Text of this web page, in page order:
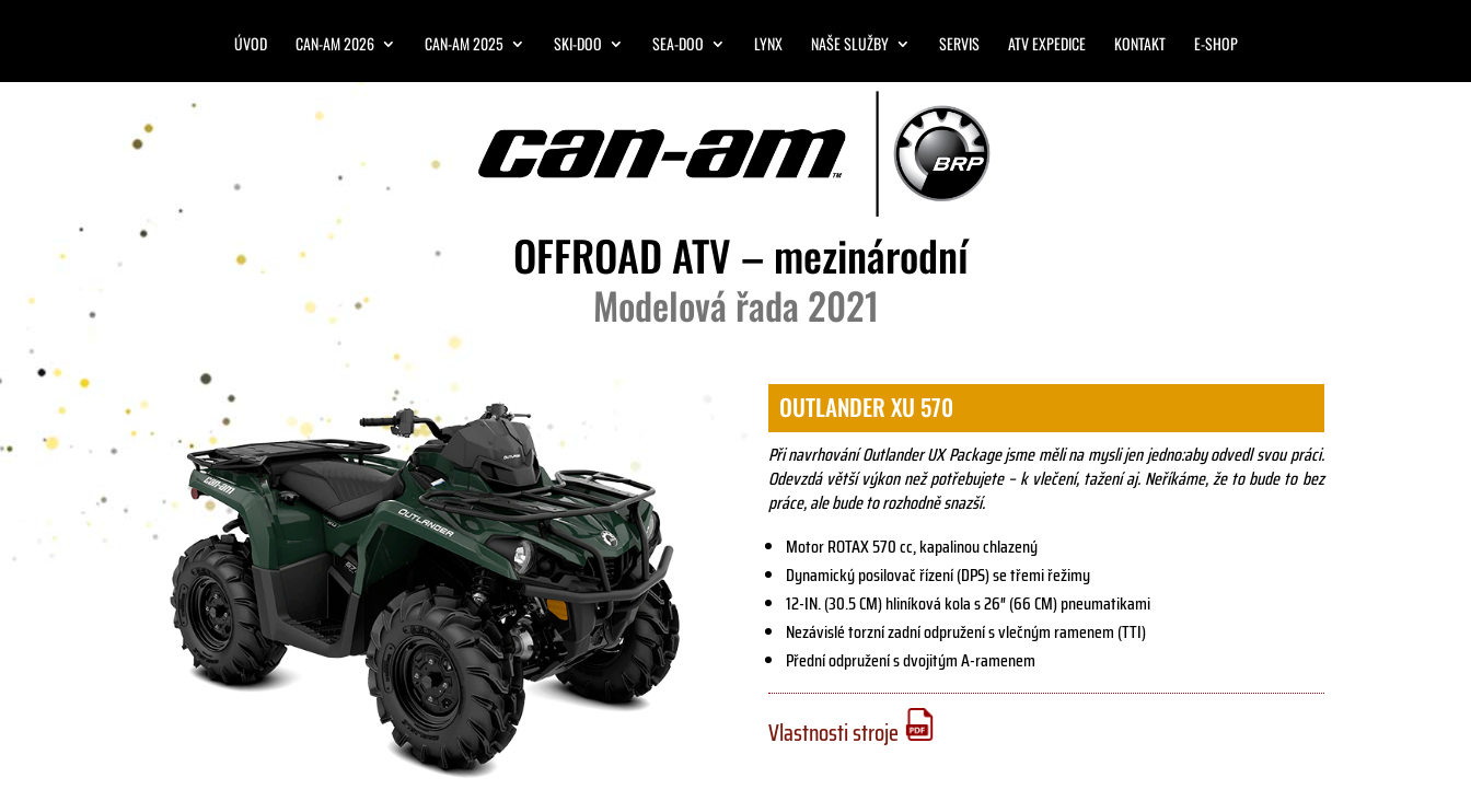
ÚVOD CAN-AM 2026 CAN-AM 2025 SKI-DOO SEA-DOO LYNX NAŠE SLUŽBY SERVIS ATV EXPEDICE KONTAKT E-SHOP
OFFROAD ATV – mezinárodní
Modelová řada 2021
OUTLANDER XU 570
Při navrhování Outlander UX Package jsme měli na mysli jen jedno:aby odvedl svou práci.
Odevzdá větší výkon než potřebujete – k vlečení, tažení aj. Neříkáme, že to bude to bez
práce, ale bude to rozhodně snazší.
Motor ROTAX 570 cc, kapalinou chlazený
Dynamický posilovač řízení (DPS) se třemi řežimy
12-IN. (30.5 CM) hliníková kola s 26″ (66 CM) pneumatikami
Nezávislé torzní zadní odpružení s vlečným ramenem (TTI)
Přední odpružení s dvojitým A-ramenem
Vlastnosti stroje